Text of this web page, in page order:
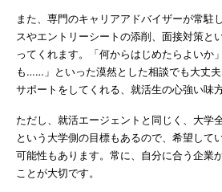
また、専門のキャリアアドバイザーが常駐
スやエントリーシートの添削、面接対策と
ってくれます。「何からはじめたらよいか
も……」といった漠然とした相談でも大丈
サポートをしてくれる、就活生の心強い味方
ただし、就活エージェントと同じく、大学
という大学側の目標もあるので、希望して
可能性もあります。常に、自分に合う企業
ことが大切です。